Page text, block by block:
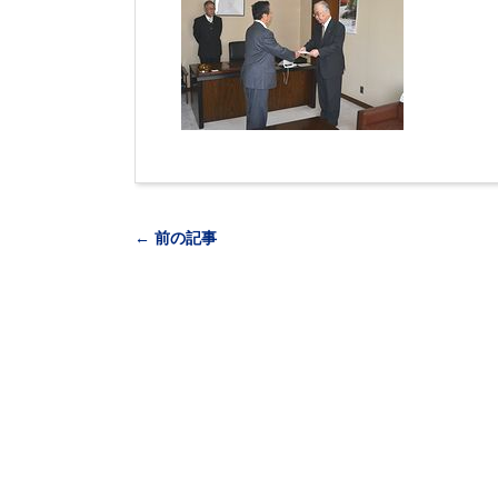
← 前の記事